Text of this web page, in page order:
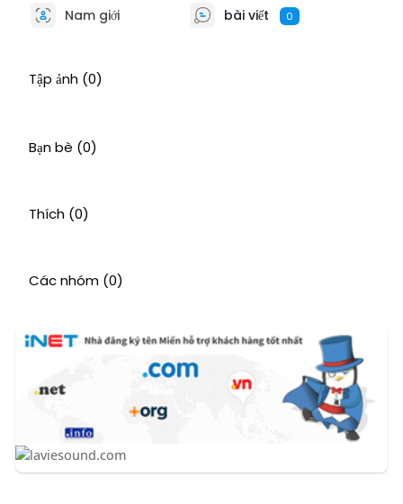
Nam giới bài viết 0
Tập ảnh (0)
Bạn bè (0)
Thích (0)
Các nhóm (0)